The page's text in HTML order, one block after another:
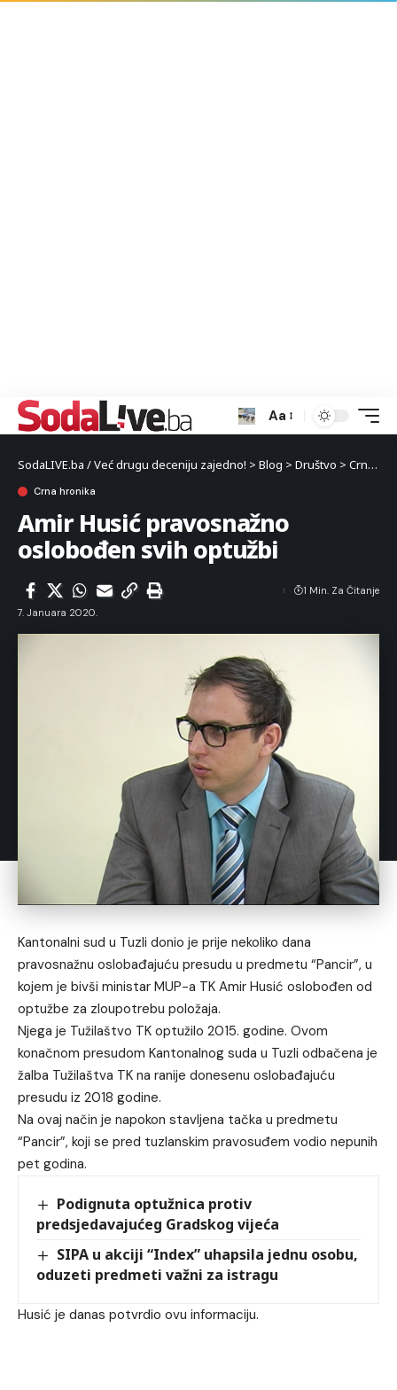
Aa
SodaLIVE.ba / Već drugu deceniju zajedno! > Blog > Društvo > Crna hronika
Crna hronika
Amir Husić pravosnažno
oslobođen svih optužbi
7. Januara 2020.
1 Min. Za Čitanje
Kantonalni sud u Tuzli donio je prije nekoliko dana
pravosnažnu oslobađajuću presudu u predmetu “Pancir”, u
kojem je bivši ministar MUP-a TK Amir Husić oslobođen od
optužbe za zloupotrebu položaja.
Njega je Tužilaštvo TK optužilo 2015. godine. Ovom
konačnom presudom Kantonalnog suda u Tuzli odbačena je
žalba Tužilaštva TK na ranije donesenu oslobađajuću
presudu iz 2018 godine.
Na ovaj način je napokon stavljena tačka u predmetu
“Pancir”, koji se pred tuzlanskim pravosuđem vodio nepunih
pet godina.
Podignuta optužnica protiv
predsjedavajućeg Gradskog vijeća
SIPA u akciji “Index” uhapsila jednu osobu,
oduzeti predmeti važni za istragu
Husić je danas potvrdio ovu informaciju.